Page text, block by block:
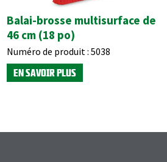
Balai-brosse multisurface de
46 cm (18 po)
Numéro de produit : 5038
EN SAVOIR PLUS